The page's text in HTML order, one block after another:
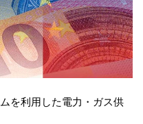
ルの開発・導入に関する